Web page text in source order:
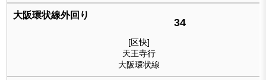
34
[区快]
天王寺行
大阪環状線